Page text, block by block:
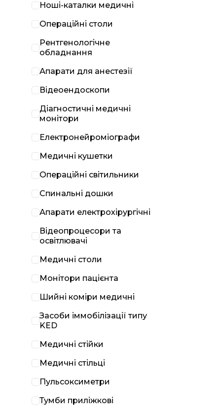
Ноші-каталки медичні
Операційні столи
Рентгенологічне
обладнання
Апарати для анестезії
Відеоендоскопи
Діагностичні медичні
монітори
Електронейроміографи
Медичні кушетки
Операційні світильники
Спинальні дошки
Апарати електрохірургічні
Відеопроцесори та
освітлювачі
Медичні столи
Монітори пацієнта
Шийні коміри медичні
Засоби іммобілізації типу
KED
Медичні стійки
Медичні стільці
Пульсоксиметри
Тумби приліжкові